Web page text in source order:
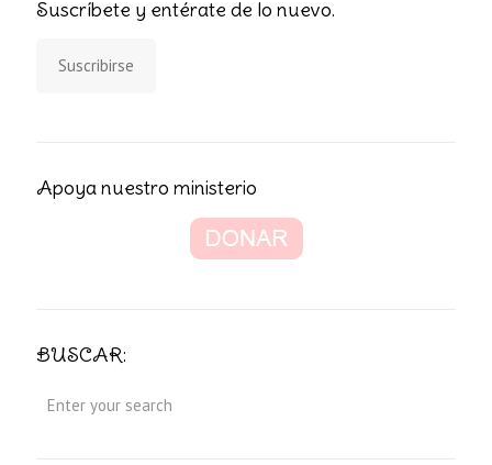
Suscríbete y entérate de lo nuevo.
Suscribirse
Apoya nuestro ministerio
BUSCAR: